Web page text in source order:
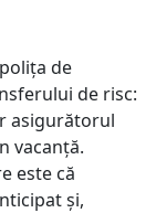
de
de risc:
asigurătorul
vacanță.
este că
și,